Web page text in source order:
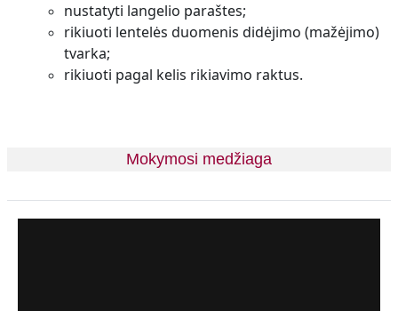
nustatyti langelio paraštes;
rikiuoti lentelės duomenis didėjimo (mažėjimo)
tvarka;
rikiuoti pagal kelis rikiavimo raktus.
Mokymosi medžiaga